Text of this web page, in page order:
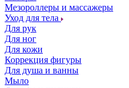
Мезороллеры и массажеры
Уход для тела
Для рук
Для ног
Для кожи
Коррекция фигуры
Для душа и ванны
Мыло